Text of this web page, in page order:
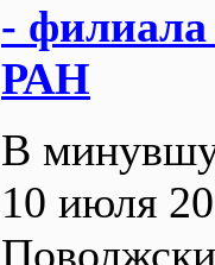
-
РАН
В
10 июля